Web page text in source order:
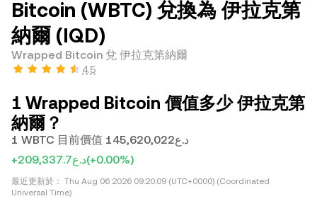
Bitcoin (WBTC) 兌換為 伊拉克第
納爾 (IQD)
Wrapped Bitcoin 兌 伊拉克第納爾
4.5
1 Wrapped Bitcoin 價值多少 伊拉克第
納爾？
1 WBTC 目前價值 د.ع145,620,022
+د.ع209,337.7(+0.00%)
最近更新於： Thu Aug 06 2026 09:20:09 (UTC+0000) (Coordinated
Universal Time)